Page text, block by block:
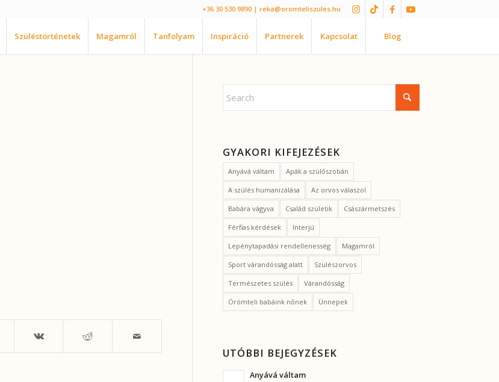
+36 30 530 9890 | reka@oromteliszules.hu
Szüléstörténetek Magamról Tanfolyam Inspiráció Partnerek Kapcsolat Blog
GYAKORI KIFEJEZÉSEK
Anyává váltam Apák a szülőszobán
A szülés humanizálása Az orvos válaszol
Babára vágyva Család születik Császármetszés
Férfias kérdések Interjú
Lepénytapadási rendellenesség Magamról
Sport várandósság alatt Szülészorvos
Természetes szülés Várandósság
Örömteli babáink nőnek Ünnepek
UTÓBBI BEJEGYZÉSEK
Anyává váltam